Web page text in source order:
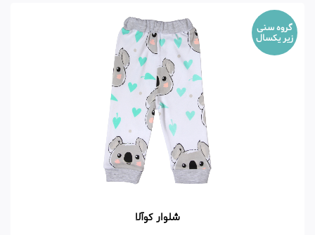
گروه سنی
زیر یکسال
شلوار کوآلا